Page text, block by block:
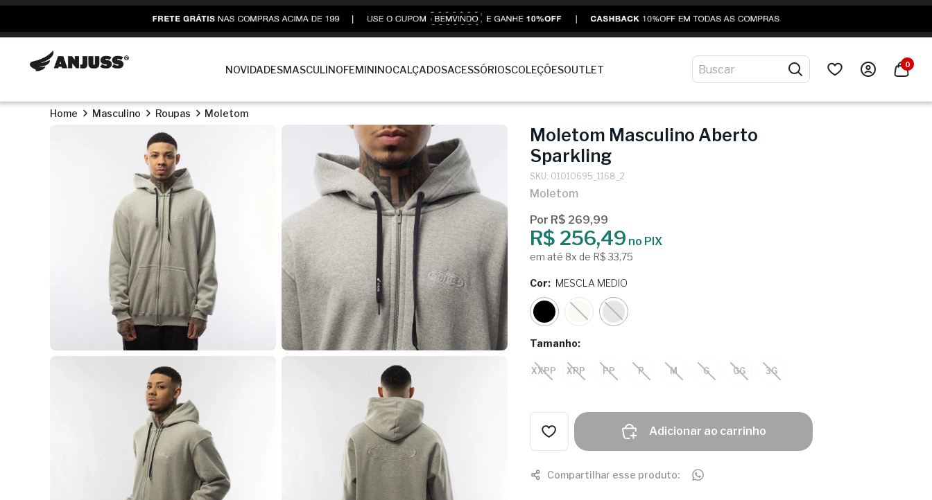
NOVIDADESMASCULINOFEMININOCALÇADOSACESSÓRIOSCOLEÇÕESOUTLET 0
Home Masculino Roupas Moletom
Moletom Masculino Aberto
Sparkling
SKU: 01010695_1168_2
Moletom
Por R$ 269,99
R$ 256,49 no PIX
em até 8x de R$ 33,75
Tamanho:
XXPP XPP PP P M G GG 3G
Cor: MESCLA MEDIO
Adicionar ao carrinho
Compartilhar esse produto: